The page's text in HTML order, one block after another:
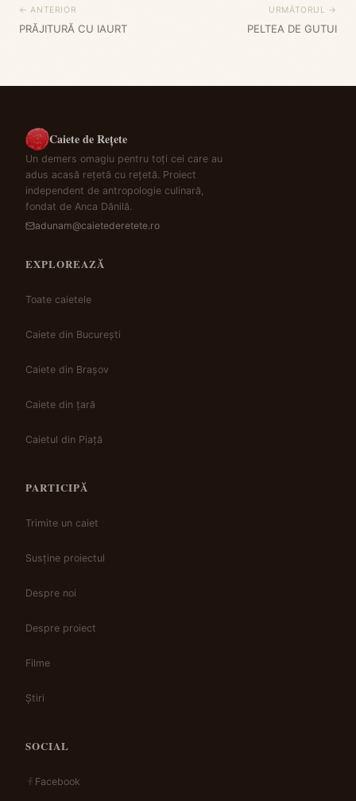
← ANTERIOR
PRĂJITURĂ CU IAURT
URMĂTORUL →
PELTEA DE GUTUI
Caiete de Rețete
Un demers omagiu pentru toți cei care au
adus acasă rețetă cu rețetă. Proiect
independent de antropologie culinară,
fondat de Anca Dănilă.
adunam@caietederetete.ro
EXPLOREAZĂ
Toate caietele
Caiete din București
Caiete din Brașov
Caiete din țară
Caietul din Piață
PARTICIPĂ
Trimite un caiet
Susține proiectul
Despre noi
Despre proiect
Filme
Știri
SOCIAL
Facebook